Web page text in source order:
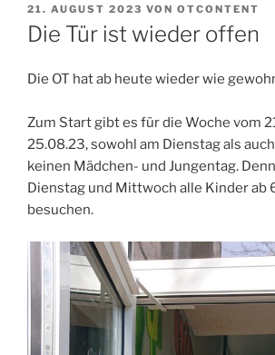
VERÖFFENTLICHT
AM
21. AUGUST 2023 VON OTCONTENT
Die Tür ist wieder offen
Die OT hat ab heute wieder wie
Zum Start gibt es für die Woche vom
25.08.23, sowohl am Dienstag als
keinen Mädchen- und Jungentag.
Dienstag und Mittwoch alle Kinder ab
besuchen.